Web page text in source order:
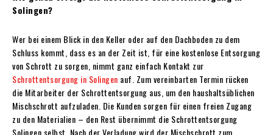
Solingen?
Wer bei einem Blick in den Keller oder auf den Dachboden zu dem
Schluss kommt, dass es an der Zeit ist, für eine kostenlose Entsorgung
von Schrott zu sorgen, nimmt ganz einfach Kontakt zur
Schrottentsorgung in Solingen auf. Zum vereinbarten Termin rücken
die Mitarbeiter der Schrottentsorgung aus, um den haushaltsüblichen
Mischschrott aufzuladen. Die Kunden sorgen für einen freien Zugang
zu den Materialien – den Rest übernimmt die Schrottentsorgung
Solingen selbst. Nach der Verladung wird der Mischschrott zum